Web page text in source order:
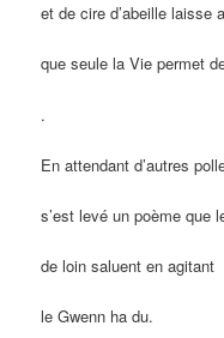
et de cire d’abeille laisse
que seule la Vie permet
.
En attendant d’autres
s’est levé un poème que
de loin saluent en agitant
le Gwenn ha du.